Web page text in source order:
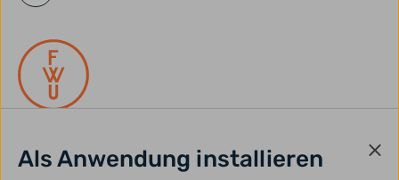
Als Anwendung installieren
gefördert durch: